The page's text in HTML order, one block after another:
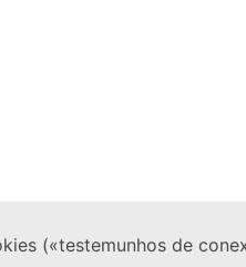
(«testemunhos de